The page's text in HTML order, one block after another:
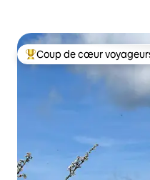
Coups de cœur voyageurs
Coup de cœur